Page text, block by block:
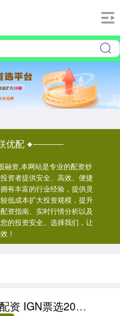
优配
融资,本网站是专业的配资炒
资者提供安全、高效、便捷
有丰富的行业经验，提供灵
低成本扩大投资规模，提升
资指南、实时行情分析以及
的投资安全。选择我们，让
！
思海配资 IGN票选2025年最期待游戏《羊蹄山之魂》远超其他3A游戏